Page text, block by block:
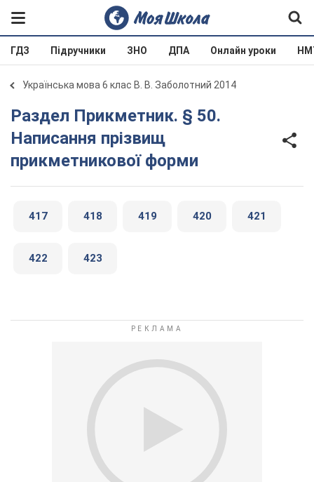
ГДЗ Підручники ЗНО ДПА Онлайн уроки
Українська мова 6 клас В. В. Заболотний 2014
Раздел Прикметник. § 50.
Написання прізвищ
прикметникової форми
417 418 419 420 421
422 423